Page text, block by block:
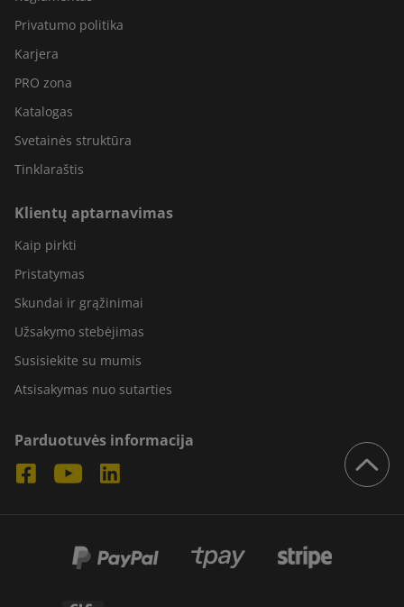
Privatumo politika
Karjera
PRO zona
Katalogas
Svetainės struktūra
Tinklaraštis
Klientų aptarnavimas
Kaip pirkti
Pristatymas
Skundai ir grąžinimai
Užsakymo stebėjimas
Susisiekite su mumis
Atsisakymas nuo sutarties
Parduotuvės informacija